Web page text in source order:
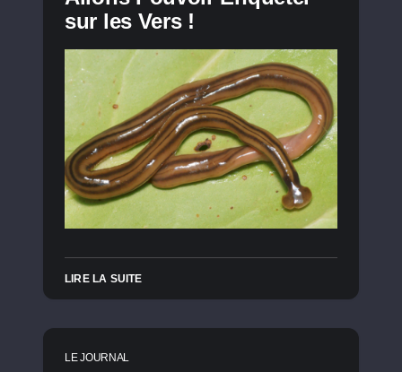
sur les Vers !
LIRE LA SUITE
LE JOURNAL